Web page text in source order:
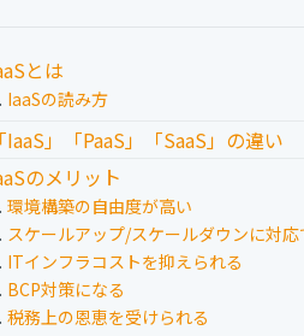
とは
IaaSの読み方
「IaaS」「PaaS」「SaaS」の違い
のメリット
環境構築の自由度が高い
スケールアップ/スケールダウンに対応
ITインフラコストを抑えられる
BCP対策になる
税務上の恩恵を受けられる